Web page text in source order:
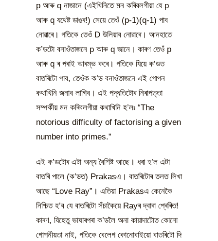
p আৰু q নাজানে (এইখিনিতে মন কৰিবলগীয়া যে p
আৰু q যথেষ্ট ডাঙৰ!) সেয়ে তেওঁ (p-1)(q-1) পাব
নোৱাৰে। গতিকে তেওঁ D উলিয়াব নোৱাৰে। আনহাতে
ক’ডটো বনাওঁতাজনে p আৰু q জানে। কাৰণ তেওঁ p
আৰু q ৰ পৰাই আৰম্ভ কৰে। গতিকে যিয়ে ক’ডত
বাতৰিটো পাব, তেওঁক ক’ড বনাওঁতাজনে এই গোপন
কথাখিনি জনাব লাগিব। এই পদ্ধতিটোৰ নিৰাপত্তা
সম্পৰ্কীয় মন কৰিবলগীয়া কথাখিনি হ’লঃ “The
notorious difficulty of factorising a given
number into primes.”
এই ক’ডটোৰ এটা অন্য বৈশিষ্ট আছে। ধৰা হ’ল এটা
বাতৰি পালে (ক’ডত) Prakasএ। বাতৰিটোৰ তলত লিখা
আছে “Love Ray”। এতিয়া Prakasএ কেনেকৈ
নিশ্চিত হ’ব যে বাতৰিটো সঁচাকৈয়ে Rayৰ দ্বাৰা প্ৰেৰিত!
কাৰণ, যিহেতু ভাষাৰপৰা ক’ডলৈ অনা কায়াদাটোত কোনো
গোপনীয়তা নাই, গতিকে বেলেগ কোনোবাইয়ো বাতৰিটো দি